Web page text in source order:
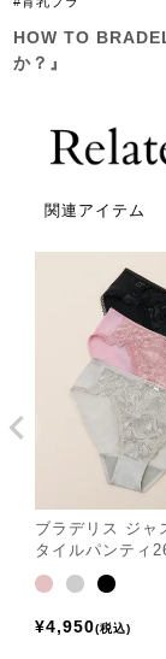
HOW TO
か？』
関連アイテム
ブラデリス ジャ
タイルパンティ
¥4,950 税込